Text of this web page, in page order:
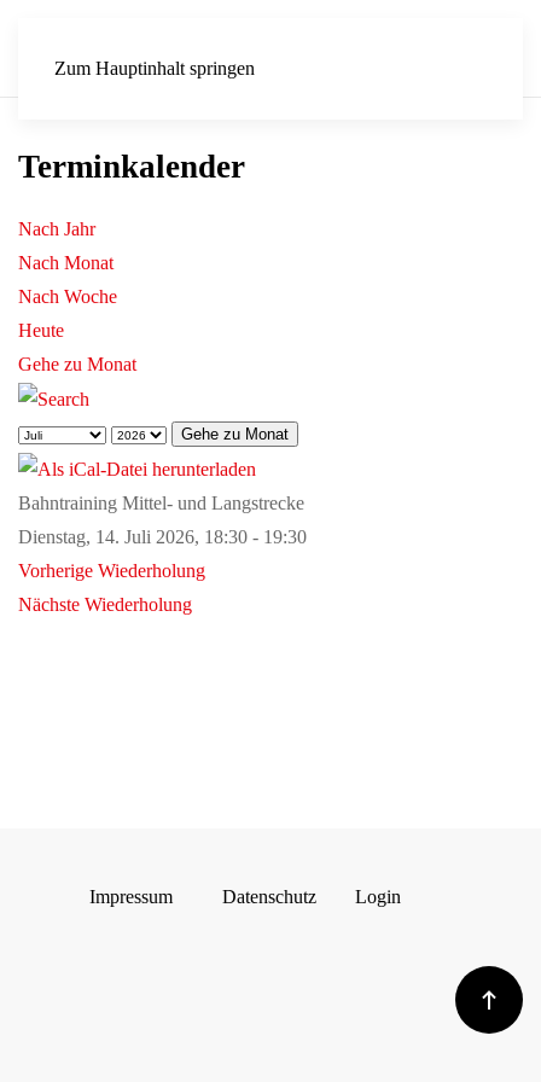
Zum Hauptinhalt springen
Terminkalender
Nach Jahr
Nach Monat
Nach Woche
Heute
Gehe zu Monat
Gehe zu Monat
Bahntraining Mittel- und Langstrecke
Dienstag, 14. Juli 2026, 18:30 - 19:30
Vorherige Wiederholung
Nächste Wiederholung
Impressum Datenschutz Login